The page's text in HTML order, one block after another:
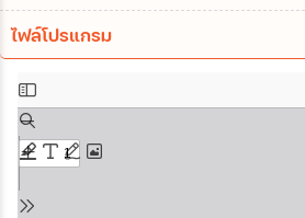
ไฟล์โปรแกรม